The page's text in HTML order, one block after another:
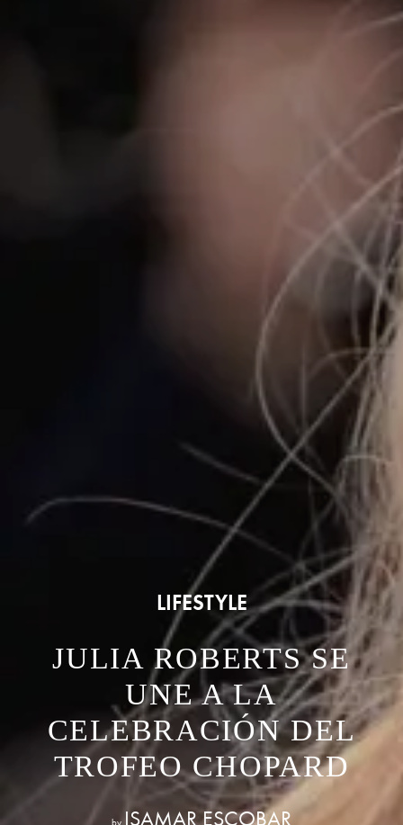
LIFESTYLE
JULIA ROBERTS SE
UNE A LA
CELEBRACIÓN DEL
TROFEO CHOPARD
ISAMAR ESCOBAR